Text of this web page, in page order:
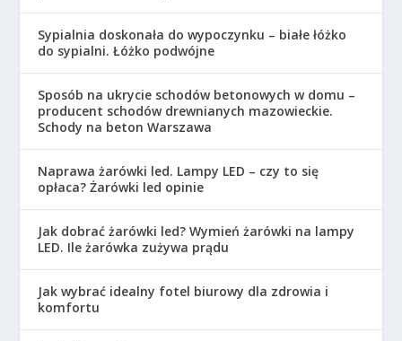
Sypialnia doskonała do wypoczynku – białe łóżko
do sypialni. Łóżko podwójne
Sposób na ukrycie schodów betonowych w domu –
producent schodów drewnianych mazowieckie.
Schody na beton Warszawa
Naprawa żarówki led. Lampy LED – czy to się
opłaca? Żarówki led opinie
Jak dobrać żarówki led? Wymień żarówki na lampy
LED. Ile żarówka zużywa prądu
Jak wybrać idealny fotel biurowy dla zdrowia i
komfortu